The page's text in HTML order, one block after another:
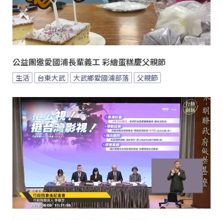
公益團邀愛國浦長輩義工 彩繪蛋糕慶父親節
生活 台東大武 大武鄉愛國浦部落 父親節